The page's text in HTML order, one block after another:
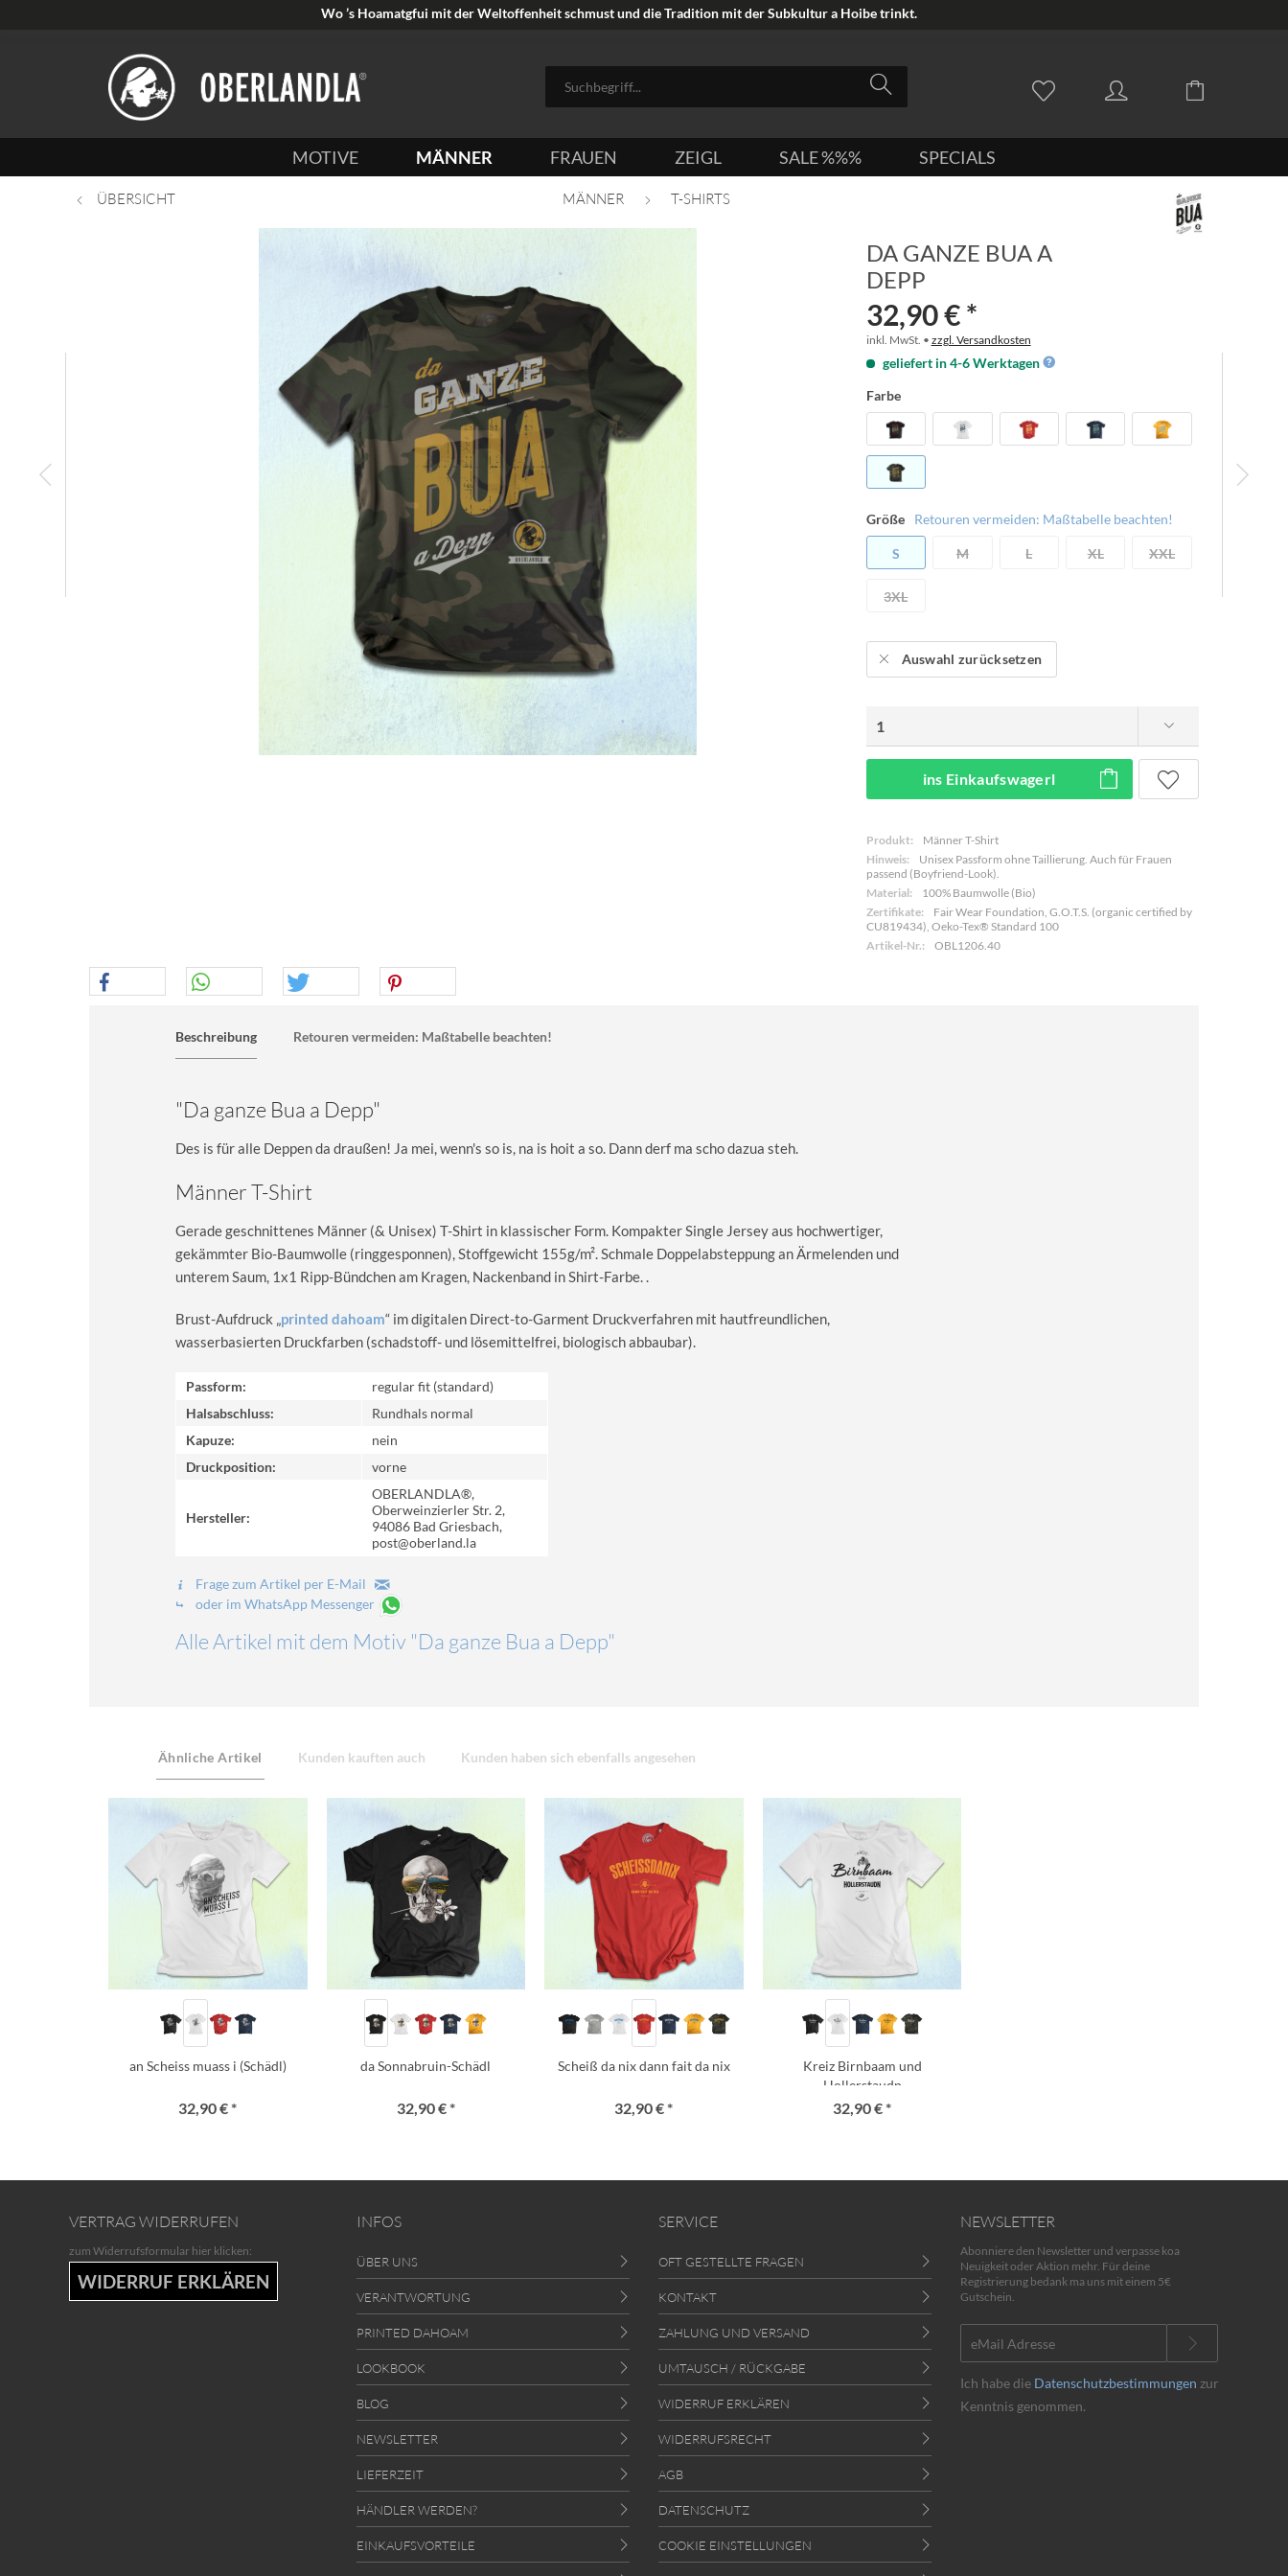
Wo ’s Hoamatgfui mit der Weltoffenheit schmust und die Tradition mit der Subkultur a Hoibe trinkt.
MOTIVE MÄNNER FRAUEN ZEIGL SALE %%% SPECIALS
ÜBERSICHT MÄNNER T-SHIRTS
DA GANZE BUA A
DEPP
32,90 € *
inkl. MwSt. • zzgl. Versandkosten
geliefert in 4-6 Werktagen
Farbe
Größe Retouren vermeiden: Maßtabelle beachten!
S M L XL XXL
3XL
Auswahl zurücksetzen
ins Einkaufswagerl
Produkt:
Männer T-Shirt
Hinweis:
Unisex Passform ohne Taillierung. Auch für Frauen
passend (Boyfriend-Look).
Material:
100% Baumwolle (Bio)
Zertifikate:
Fair Wear Foundation, G.O.T.S. (organic certified by
CU819434), Oeko-Tex® Standard 100
Artikel-Nr.:
OBL1206.40
Beschreibung Retouren vermeiden: Maßtabelle beachten!
"Da ganze Bua a Depp"
Des is für alle Deppen da draußen! Ja mei, wenn's so is, na is hoit a so. Dann derf ma scho dazua steh.
Männer T-Shirt
Gerade geschnittenes Männer (& Unisex) T-Shirt in klassischer Form. Kompakter Single Jersey aus hochwertiger,
gekämmter Bio-Baumwolle (ringgesponnen), Stoffgewicht 155g/m². Schmale Doppelabsteppung an Ärmelenden und
unterem Saum, 1x1 Ripp-Bündchen am Kragen, Nackenband in Shirt-Farbe. .
Brust-Aufdruck „printed dahoam“ im digitalen Direct-to-Garment Druckverfahren mit hautfreundlichen,
wasserbasierten Druckfarben (schadstoff- und lösemittelfrei, biologisch abbaubar).
Passform:
regular fit (standard)
Halsabschluss:
Rundhals normal
Kapuze:
nein
Druckposition:
vorne
Hersteller:
OBERLANDLA®,
Oberweinzierler Str. 2,
94086 Bad Griesbach,
post@oberland.la
Frage zum Artikel per E-Mail
oder im WhatsApp Messenger
Alle Artikel mit dem Motiv "Da ganze Bua a Depp"
Ähnliche Artikel Kunden kauften auch Kunden haben sich ebenfalls angesehen
an Scheiss muass i (Schädl)
32,90 € *
da Sonnabruin-Schädl
32,90 € *
Scheiß da nix dann fait da nix
32,90 € *
Kreiz Birnbaam und
Hollerstaudn
32,90 € *
VERTRAG WIDERRUFEN
zum Widerrufsformular hier klicken:
WIDERRUF ERKLÄREN
INFOS
ÜBER UNS
VERANTWORTUNG
PRINTED DAHOAM
LOOKBOOK
BLOG
NEWSLETTER
LIEFERZEIT
HÄNDLER WERDEN?
EINKAUFSVORTEILE
SERVICE
OFT GESTELLTE FRAGEN
KONTAKT
ZAHLUNG UND VERSAND
UMTAUSCH / RÜCKGABE
WIDERRUF ERKLÄREN
WIDERRUFSRECHT
AGB
DATENSCHUTZ
COOKIE EINSTELLUNGEN
NEWSLETTER
Abonniere den Newsletter und verpasse koa
Neuigkeit oder Aktion mehr. Für deine
Registrierung bedank ma uns mit einem 5€
Gutschein.
Ich habe die Datenschutzbestimmungen zur
Kenntnis genommen.